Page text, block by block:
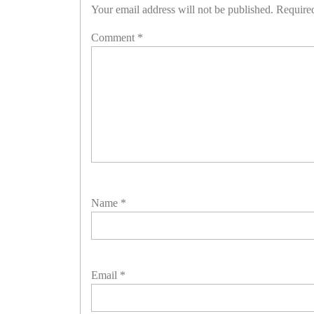
Your email address will not be published.
Comment *
Name *
Email *